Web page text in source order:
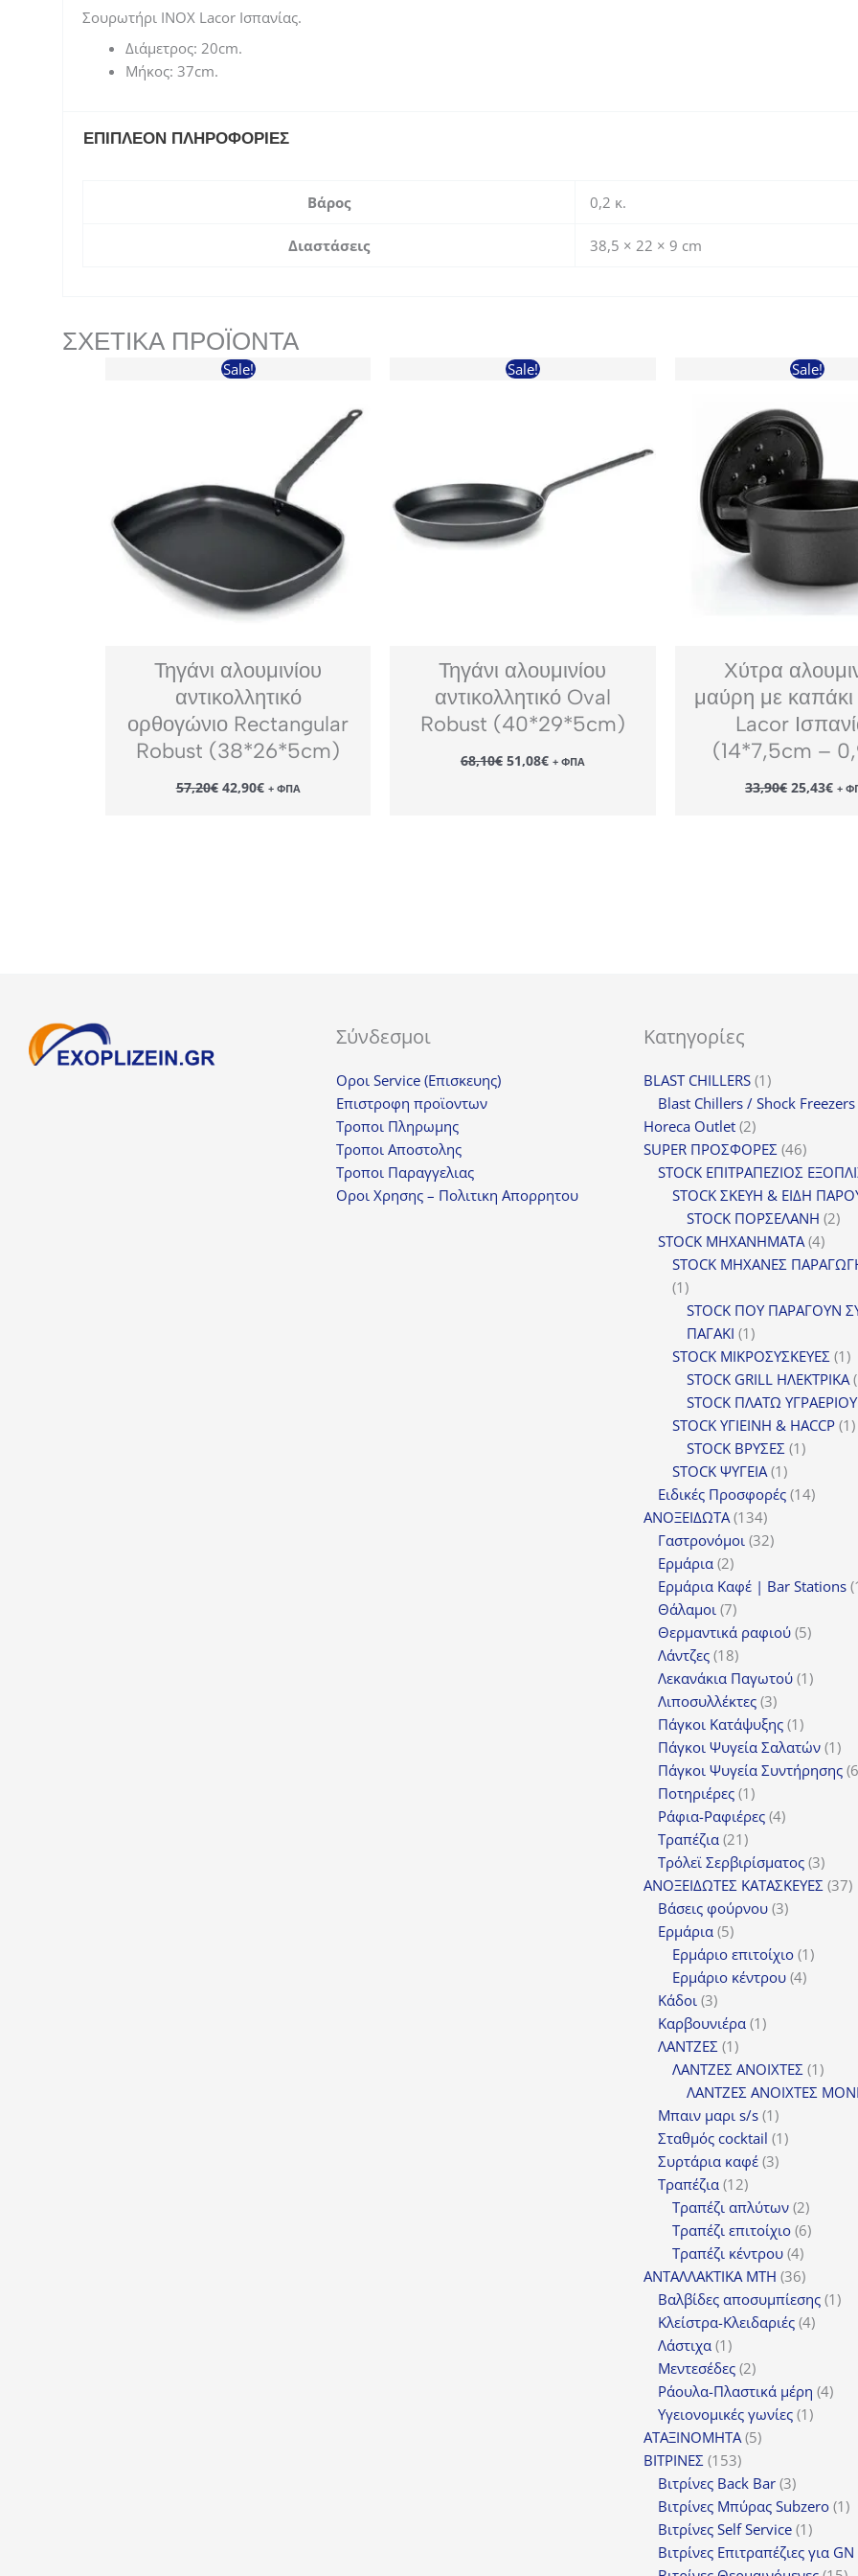
Σουρωτήρι INOX Lacor Ισπανίας.
Διάμετρος: 20cm.
Μήκος: 37cm.
ΕΠΙΠΛΈΟΝ ΠΛΗΡΟΦΟΡΊΕΣ
Βάρος 0,2 κ.
Διαστάσεις 38,5 × 22 × 9 cm
ΣΧΕΤΙΚΆ ΠΡΟΪΌΝΤΑ
Sale!
Τηγάνι αλουμινίου
αντικολλητικό
ορθογώνιο Rectangular
Robust (38*26*5cm)
57,20€ Original
price
42,90€Η
τρέχουσα
+ ΦΠΑ
Sale!
Τηγάνι αλουμινίου
αντικολλητικό Oval
Robust (40*29*5cm)
68,10€ Original
price
51,08€Η
τρέχουσα
+ ΦΠΑ
Sale!
Χύτρα
μαύρη με καπάκι
Lacor
(14*7,5cm –
33,90€ Original
price
25,43€Η+
Σύνδεσμοι
Οροι Service (Επισκευης)
Επιστροφη προϊοντων
Τροποι Πληρωμης
Τροποι Αποστολης
Τροποι Παραγγελιας
Οροι Χρησης – Πολιτικη Απορρητου
Κατηγορίες
BLAST CHILLERS 11
προϊόν
Blast Chillers / Shock Freezers
Horeca Outlet 22
προϊόντα
SUPER ΠΡΟΣΦΟΡΕΣ 4646
STOCK ΕΠΙΤΡΑΠΕΖΙΟΣ
STOCK ΣΚΕΥΗ & ΕΙΔΗ
STOCK ΠΟΡΣΕΛΑΝΗ 22
STOCK ΜΗΧΑΝΗΜΑΤΑ 44
STOCK ΜΗΧΑΝΕΣ
11
προϊόν
STOCK ΠΟΥ ΠΑΡΑΓΟΥΝ
ΠΑΓΑΚΙ 11
προϊόν
STOCK ΜΙΚΡΟΣΥΣΚΕΥΕΣ 11
STOCK GRILL ΗΛΕΚΤΡΙΚΑ
STOCK ΠΛΑΤΩ ΥΓΡΑΕΡΙΟΥ
STOCK ΥΓΙΕΙΝΗ & HACCP 11
STOCK ΒΡΥΣΕΣ 11
STOCK ΨΥΓΕΙΑ 11
προϊόν
Ειδικές Προσφορές 1414
ΑΝΟΞΕΙΔΩΤΑ 134134
προϊόντα
Γαστρονόμοι 3232
Ερμάρια 22
προϊόντα
Ερμάρια Καφέ | Bar Stations
Θάλαμοι 77
προϊόντα
Θερμαντικά ραφιού 55
Λάντζες 1818
προϊόντα
Λεκανάκια Παγωτού 11
Λιποσυλλέκτες 33
προϊόντα
Πάγκοι Κατάψυξης 11
προϊόν
Πάγκοι Ψυγεία Σαλατών 11
Πάγκοι Ψυγεία Συντήρησης 6
Ποτηριέρες 11
προϊόν
Ράφια-Ραφιέρες 44
Τραπέζια 2121
προϊόντα
Τρόλεϊ Σερβιρίσματος 33
ΑΝΟΞΕΙΔΩΤΕΣ ΚΑΤΑΣΚΕΥΕΣ 3737
Βάσεις φούρνου 33
Ερμάρια 55
προϊόντα
Ερμάριο επιτοίχιο 11
Ερμάριο κέντρου 44
Κάδοι 33
προϊόντα
Καρβουνιέρα 11
ΛΑΝΤΖΕΣ 11
προϊόν
ΛΑΝΤΖΕΣ ΑΝΟΙΧΤΕΣ 11
ΛΑΝΤΖΕΣ ΑΝΟΙΧΤΕΣ
Μπαιν μαρι s/s 11
προϊόν
Σταθμός cocktail 11
Συρτάρια καφέ 33
Τραπέζια 1212
προϊόντα
Τραπέζι απλύτων 22
προϊόντα
Τραπέζι επιτοίχιο 66
Τραπέζι κέντρου 44
προϊόντα
ΑΝΤΑΛΛΑΚΤΙΚΑ MTH 3636
προϊόντα
Βαλβίδες αποσυμπίεσης 11
Κλείστρα-Κλειδαριές 44
Λάστιχα 11
προϊόν
Μεντεσέδες 22
προϊόντα
Ράουλα-Πλαστικά μέρη 44
Υγειονομικές γωνίες 11
ΑΤΑΞΙΝΟΜΗΤΑ 55
ΒΙΤΡΙΝΕΣ 153153
προϊόντα
Βιτρίνες Back Bar 33
προϊόντα
Βιτρίνες Mπύρας Subzero 11
Βιτρίνες Self Service 11
προϊόν
Βιτρίνες Επιτραπέζιες για GN